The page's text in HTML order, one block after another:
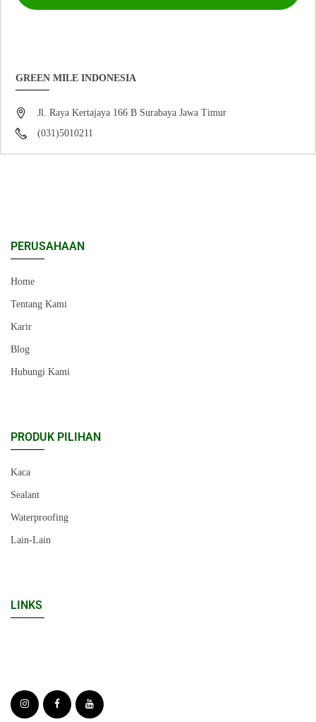
GREEN MILE INDONESIA
Jl. Raya Kertajaya 166 B Surabaya Jawa Timur
(031)5010211
PERUSAHAAN
Home
Tentang Kami
Karir
Blog
Hubungi Kami
PRODUK PILIHAN
Kaca
Sealant
Waterproofing
Lain-Lain
LINKS